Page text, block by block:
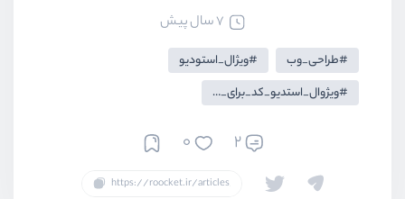
7 سال پیش
طراحی_وب
ویژال_استودیو
ویژوال_استدیو_کد_برای_لاراول
2
0